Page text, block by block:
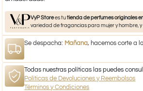
VyP Storees tutienda de perfumes originales
variedad de fragancias para mujer y hombre, y
Se despacha: Mañana, hacemos corte a
Todas nuestras políticas las puedes
Políticas de Devoluciones y Reembolsos
Términos y Condiciones